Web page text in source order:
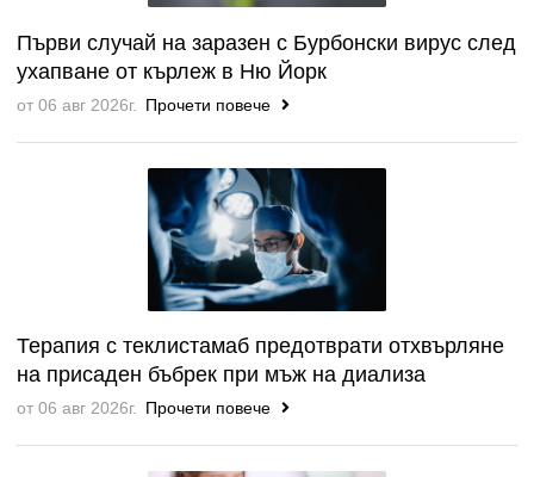
Първи случай на заразен с Бурбонски вирус след
ухапване от кърлеж в Ню Йорк
от 06 авг 2026г. Прочети повече
Терапия с теклистамаб предотврати отхвърляне
на присаден бъбрек при мъж на диализа
от 06 авг 2026г. Прочети повече